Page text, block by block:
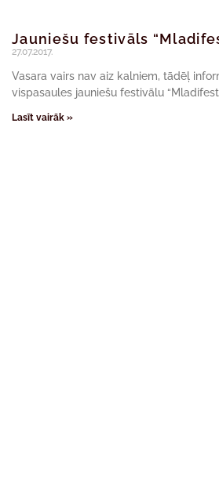
Jauniešu festivāls
27.07.2017.
Vasara vairs nav aiz kalniem, tādēļ
vispasaules jauniešu festivālu “Mladifest
Lasīt vairāk »